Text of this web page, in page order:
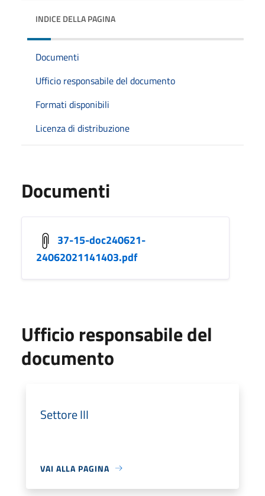
INDICE DELLA PAGINA
Documenti
Ufficio responsabile del documento
Formati disponibili
Licenza di distribuzione
Documenti
37-15-doc240621-
24062021141403.pdf
Ufficio responsabile del
documento
Settore III
VAI ALLA PAGINA